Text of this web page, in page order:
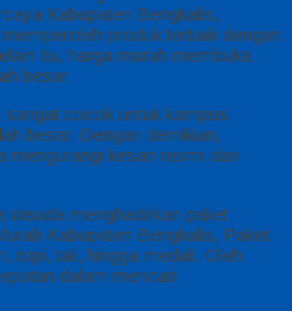
Kabupaten Bengkalis,
produk terbaik dengan
itu, harga murah membuka
besar.
cocok untuk kampus
besar. Dengan demikian,
mengurangi kesan resmi dan
wisuda menghadirkan paket
Kabupaten Bengkalis, Paket
topi, tali, hingga medali. Oleh
dalam mencari